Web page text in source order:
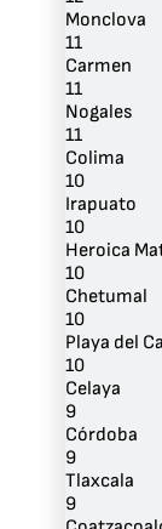
Monclova
11
Carmen
11
Nogales
11
Colima
10
Irapuato
10
Heroica
10
Chetumal
10
Playa del
10
Celaya
9
Córdoba
9
Tlaxcala
9